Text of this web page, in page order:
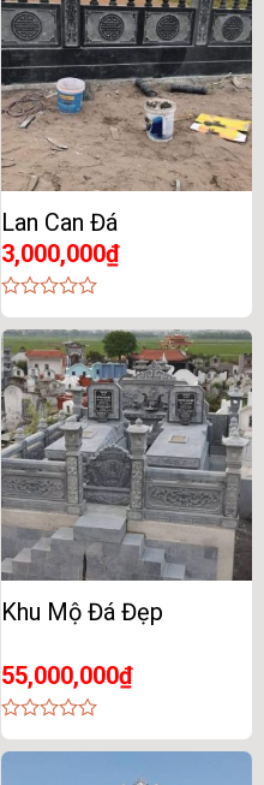
Lan Can Đá
3,000,000₫
0
out
of
5
Khu Mộ Đá Đẹp
55,000,000₫
0
out